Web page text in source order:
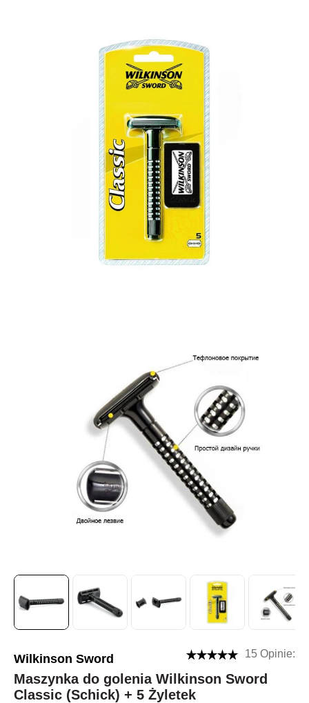
Wilkinson Sword 15 Opinie:
Maszynka do golenia Wilkinson Sword
Classic (Schick) + 5 Żyletek